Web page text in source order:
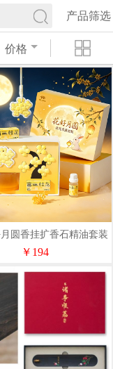
产品筛选
价格
圆香挂扩香石精油套装
手礼套盒中秋礼盒
￥194